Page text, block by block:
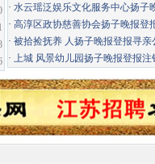
· 水云瑶泛娱乐文化服务中心扬子
· 高淳区政协慈善协会扬子晚报登
· 被拾捡抚养 人扬子晚报登报寻亲
· 上城 风景幼儿园扬子晚报登报注